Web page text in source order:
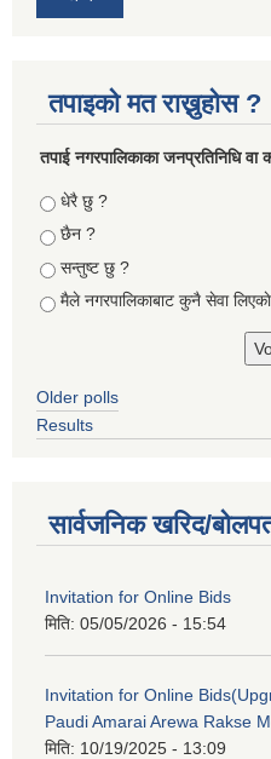
तपाइको मत राख्नुहोस ?
तपा‌ई नगरपालिकाका जनप्रतिनिधि वा
Choices
धेरै छु ?
छैन ?
सन्तुष्ट छु ?
मैले नगरपालिकाबाट कुनै सेवा
Older polls
Results
सार्वजनिक खरिद/
Invitation for Online Bids
मिति: 05/05/2026 - 15:54
Invitation for Online
Paudi Amarai Arewa Rakse
मिति: 10/19/2025 - 13:09